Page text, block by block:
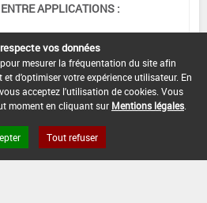
APPLICATIONS :
RIVERAIN ET PERSONNES
« RIVERAINS » dans la
générales » ci-dessus.
4 mai 2017 relatif à la mise sur
respecte vos données
mesurer la fréquentation du site afin
d'optimiser votre expérience utilisateur. En
acceptez l'utilisation de cookies. Vous
moment en cliquant sur Mentions légales
Tout refuser